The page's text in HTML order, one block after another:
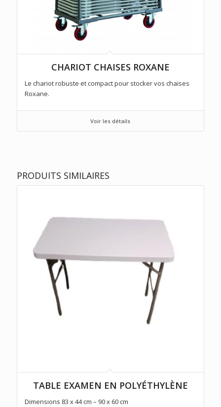
CHARIOT CHAISES ROXANE
Le chariot robuste et compact pour stocker vos chaises
Roxane.
Voir les détails
PRODUITS SIMILAIRES
TABLE EXAMEN EN POLYÉTHYLÈNE
Dimensions 83 x 44 cm – 90 x 60 cm